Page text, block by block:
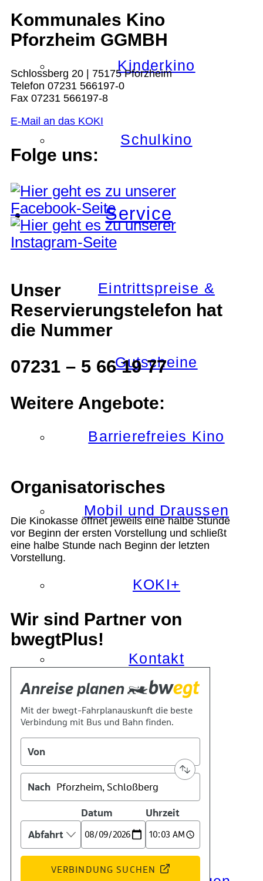
Kinderkino
Schulkino
Service
Eintrittspreise &
Gutscheine
Barrierefreies Kino
Mobil und Draussen
KOKI+
Kontakt
Kino
Das Team
Kommunales Kino
Pforzheim GGMBH
Schlossberg 20 | 75175 Pforzheim
Telefon 07231 566197-0
Fax 07231 566197-8
E-Mail an das KOKI
Folge uns:
Unser
Reservierungstelefon hat
die Nummer
07231 – 5 66 19 77
Weitere Angebote:
Organisatorisches
Die Kinokasse öffnet jeweils eine halbe Stunde
vor Beginn der ersten Vorstellung und schließt
eine halbe Stunde nach Beginn der letzten
Vorstellung.
Wir sind Partner von
bwegtPlus!